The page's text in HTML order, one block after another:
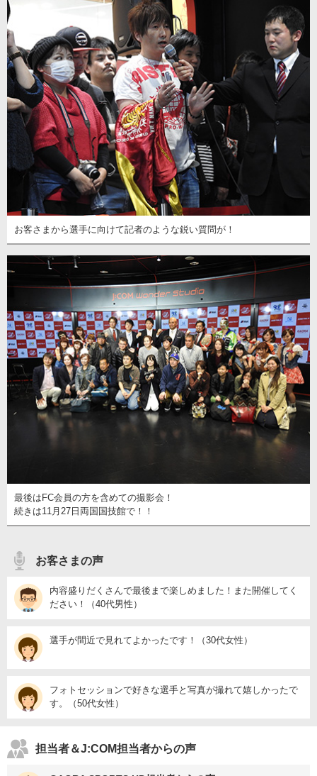
お客さまから選手に向けて記者のような鋭い質問が！
最後はFC会員の方を含めての撮影会！
続きは11月27日両国国技館で！！
お客さまの声
内容盛りだくさんで最後まで楽しめました！また開催してく
ださい！（40代男性）
選手が間近で見れてよかったです！（30代女性）
フォトセッションで好きな選手と写真が撮れて嬉しかったで
す。（50代女性）
担当者＆J:COM担当者からの声